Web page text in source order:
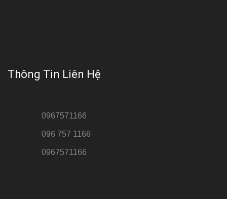
Thông Tin Liên Hệ
0967571166
096 757 1166
0967571166